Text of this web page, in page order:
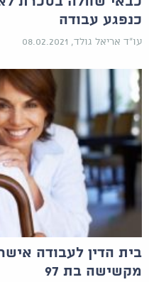
כנפגע עבודה
עו"ד אריאל גולד, 08.02.2021
בית הדין לעבודה
מקשישה בת 97